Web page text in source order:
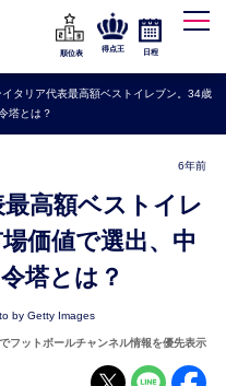
順位表
得点王 日程
タリア代表最高額ベストイレブン。34歳
塔とは？
6年前
価値で選出、中
塔とは？
by Getty Images
フットボールチャンネル情報を優先表示